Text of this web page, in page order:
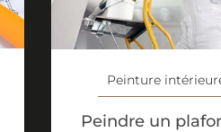
Peinture
Peindre un